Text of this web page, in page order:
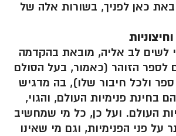
כאן לפניך, בשורות אלה של
לשים לב אליה, מובאת בהקדמה
הזוהר (כאמור, בעל הסולם
ולכל חיבור שלו), בה מדגיש
בחינת פנימיות העולם, והגוי,
העולם. ועל כן, כל מי שמחשיב
על פני הפנימיות, וגם מי שאינו